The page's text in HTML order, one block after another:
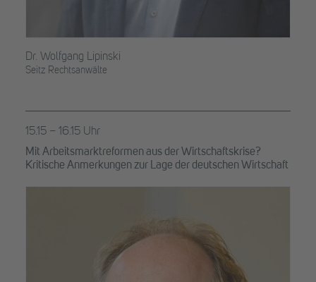
Dr. Wolfgang Lipinski
Seitz Rechtsanwälte
15.15 – 16.15 Uhr
Mit Arbeitsmarktreformen aus der Wirtschaftskrise?
Kritische Anmerkungen zur Lage der deutschen Wirtschaft